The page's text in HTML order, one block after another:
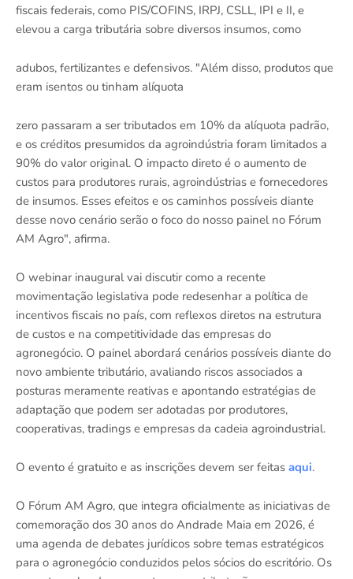
fiscais federais, como PIS/COFINS, IRPJ, CSLL, IPI e II, e
elevou a carga tributária sobre diversos insumos, como
adubos, fertilizantes e defensivos. "Além disso, produtos que
eram isentos ou tinham alíquota
zero passaram a ser tributados em 10% da alíquota padrão,
e os créditos presumidos da agroindústria foram limitados a
90% do valor original. O impacto direto é o aumento de
custos para produtores rurais, agroindústrias e fornecedores
de insumos. Esses efeitos e os caminhos possíveis diante
desse novo cenário serão o foco do nosso painel no Fórum
AM Agro", afirma.
O webinar inaugural vai discutir como a recente
movimentação legislativa pode redesenhar a política de
incentivos fiscais no país, com reflexos diretos na estrutura
de custos e na competitividade das empresas do
agronegócio. O painel abordará cenários possíveis diante do
novo ambiente tributário, avaliando riscos associados a
posturas meramente reativas e apontando estratégias de
adaptação que podem ser adotadas por produtores,
cooperativas, tradings e empresas da cadeia agroindustrial.
O evento é gratuito e as inscrições devem ser feitas aqui.
O Fórum AM Agro, que integra oficialmente as iniciativas de
comemoração dos 30 anos do Andrade Maia em 2026, é
uma agenda de debates jurídicos sobre temas estratégicos
para o agronegócio conduzidos pelos sócios do escritório. Os